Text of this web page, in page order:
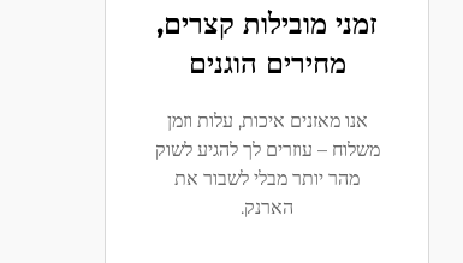
זמני מובילות קצרים,
מחירים הוגנים
אנו מאזנים איכות, עלות וזמן
משלוח – עוזרים לך להגיע לשוק
מהר יותר מבלי לשבור את
הארנק.